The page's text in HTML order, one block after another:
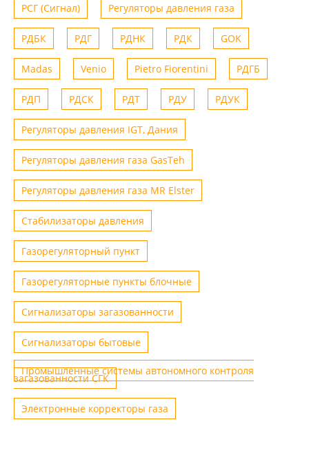
РСГ (Сигнал) Регуляторы давления газа
РДБК РДГ РДНК РДК GOK
Madas Venio Рietro Fiorentini РДГБ
РДП РДСК РДТ РДУ РДУК
Регуляторы давления IGT, Дания
Регуляторы давления газа GasTeh
Регуляторы давления газа MR Elster
Стабилизаторы давления
Газорегуляторный пункт
Газорегуляторные пункты блочные
Сигнализаторы загазованности
Сигнализаторы бытовые
Промышленные системы автономного контроля
загазованности СГК
Электронные корректоры газа